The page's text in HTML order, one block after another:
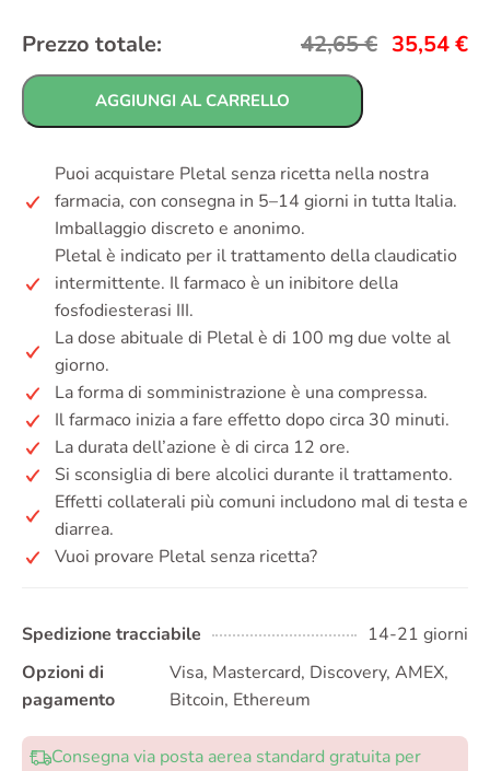
Prezzo totale: 42,65€ 35,54€
AGGIUNGI AL CARRELLO
Puoi acquistare Pletal senza ricetta nella nostra
farmacia, con consegna in 5–14 giorni in tutta Italia.
Imballaggio discreto e anonimo.
Pletal è indicato per il trattamento della claudicatio
intermittente. Il farmaco è un inibitore della
fosfodiesterasi III.
La dose abituale di Pletal è di 100 mg due volte al
giorno.
La forma di somministrazione è una compressa.
Il farmaco inizia a fare effetto dopo circa 30 minuti.
La durata dell’azione è di circa 12 ore.
Si sconsiglia di bere alcolici durante il trattamento.
Effetti collaterali più comuni includono mal di testa e
diarrea.
Vuoi provare Pletal senza ricetta?
Spedizione tracciabile
14-21 giorni
Opzioni di
pagamento
Visa, Mastercard, Discovery, AMEX,
Bitcoin, Ethereum
Consegna via posta aerea standard gratuita per